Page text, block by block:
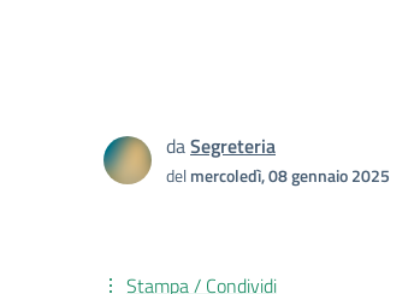
daSegreteria
delmercoledì, 08 gennaio 2025
Stampa / Condividi